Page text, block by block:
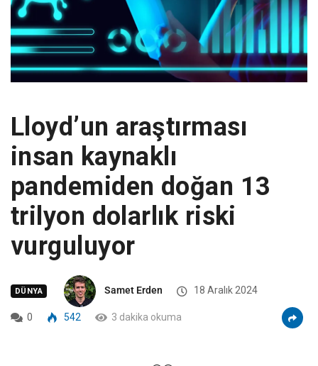
Lloyd’un araştırması
insan kaynaklı
pandemiden doğan 13
trilyon dolarlık riski
vurguluyor
DÜNYA Samet Erden 18 Aralık 2024
0 542 3 dakika okuma